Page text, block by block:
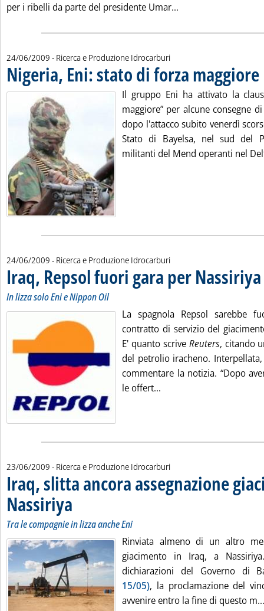
per i ribelli da parte del presidente Umar...
24/06/2009 - Ricerca e Produzione Idrocarburi
Nigeria, Eni: stato di forza maggiore
Il gruppo Eni ha attivato la
maggiore” per alcune consegne
dopo l'attacco subito venerdì
Stato di Bayelsa, nel sud del
militanti del Mend operanti nel
24/06/2009 - Ricerca e Produzione Idrocarburi
Iraq, Repsol fuori gara per Nassiriya
In lizza solo Eni e Nippon Oil
La spagnola Repsol sarebbe
contratto di servizio del
E' quanto scrive Reuters, citando
del petrolio iracheno.
commentare la notizia. “Dopo
le offert...
23/06/2009 - Ricerca e Produzione Idrocarburi
Iraq, slitta ancora assegnazione
Nassiriya . Sottotitolo: Tra le compagnie in lizza anche Eni
. Pubblicata martedì 23 giugno 2009 alle 13.20.
Tra le compagnie in lizza anche Eni
Rinviata almeno di un altro
giacimento in Iraq, a
dichiarazioni del Governo di
15/05), la proclamazione del
avvenire entro la fine di questo m...